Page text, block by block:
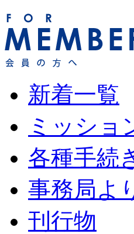
新着一覧
ミッショ
各種手続
事務局よ
刊行物